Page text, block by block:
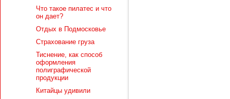
Что такое пилатес и что
он дает?
Отдых в Подмосковье
Страхование груза
Тиснение, как способ
оформления
полиграфической
продукции
Китайцы удивили